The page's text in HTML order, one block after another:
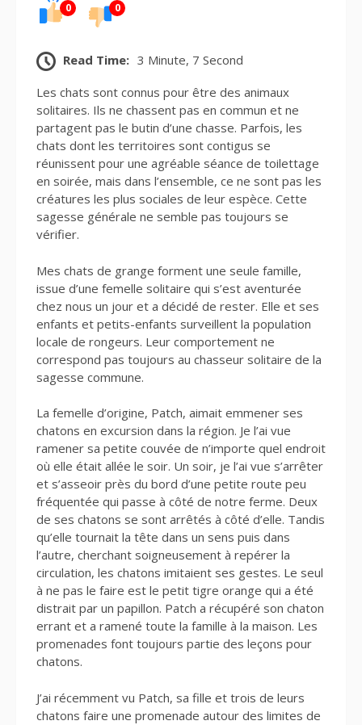
0 0
Read Time: 3 Minute, 7 Second
Les chats sont connus pour être des animaux
solitaires. Ils ne chassent pas en commun et ne
partagent pas le butin d’une chasse. Parfois, les
chats dont les territoires sont contigus se
réunissent pour une agréable séance de toilettage
en soirée, mais dans l’ensemble, ce ne sont pas les
créatures les plus sociales de leur espèce. Cette
sagesse générale ne semble pas toujours se
vérifier.
Mes chats de grange forment une seule famille,
issue d’une femelle solitaire qui s’est aventurée
chez nous un jour et a décidé de rester. Elle et ses
enfants et petits-enfants surveillent la population
locale de rongeurs. Leur comportement ne
correspond pas toujours au chasseur solitaire de la
sagesse commune.
La femelle d’origine, Patch, aimait emmener ses
chatons en excursion dans la région. Je l’ai vue
ramener sa petite couvée de n’importe quel endroit
où elle était allée le soir. Un soir, je l’ai vue s’arrêter
et s’asseoir près du bord d’une petite route peu
fréquentée qui passe à côté de notre ferme. Deux
de ses chatons se sont arrêtés à côté d’elle. Tandis
qu’elle tournait la tête dans un sens puis dans
l’autre, cherchant soigneusement à repérer la
circulation, les chatons imitaient ses gestes. Le seul
à ne pas le faire est le petit tigre orange qui a été
distrait par un papillon. Patch a récupéré son chaton
errant et a ramené toute la famille à la maison. Les
promenades font toujours partie des leçons pour
chatons.
J’ai récemment vu Patch, sa fille et trois de leurs
chatons faire une promenade autour des limites de